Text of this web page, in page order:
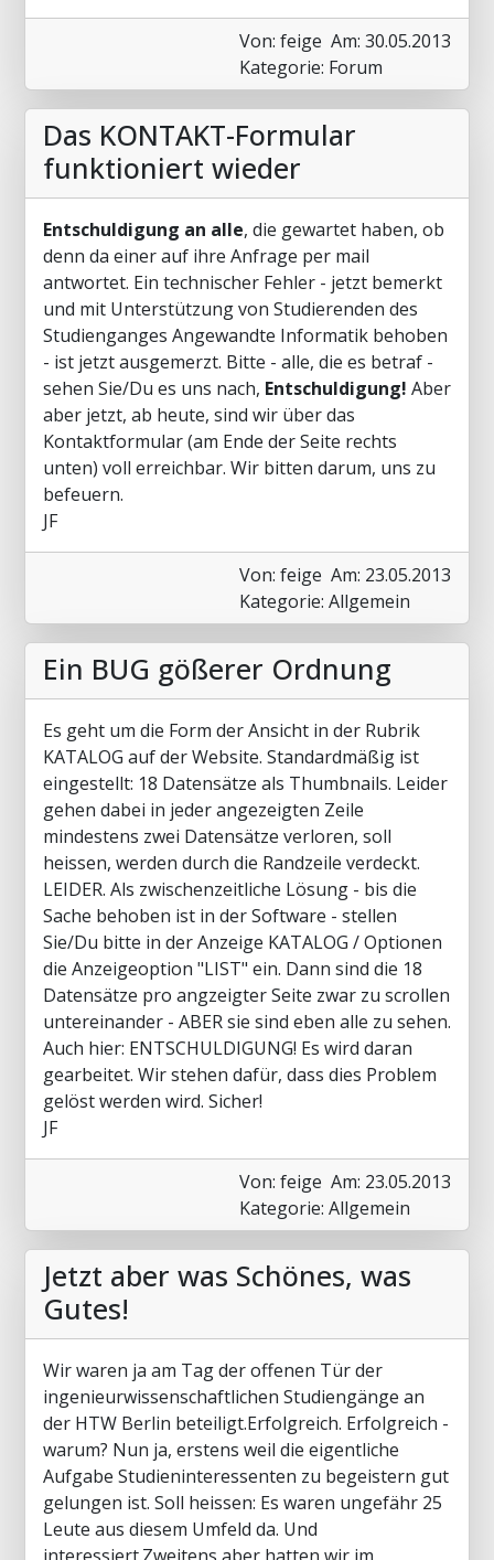
Von: feige Am: 30.05.2013
Kategorie: Forum
Das KONTAKT-Formular
funktioniert wieder
Entschuldigung an alle, die gewartet haben, ob
denn da einer auf ihre Anfrage per mail
antwortet. Ein technischer Fehler - jetzt bemerkt
und mit Unterstützung von Studierenden des
Studienganges Angewandte Informatik behoben
- ist jetzt ausgemerzt. Bitte - alle, die es betraf -
sehen Sie/Du es uns nach, Entschuldigung! Aber
aber jetzt, ab heute, sind wir über das
Kontaktformular (am Ende der Seite rechts
unten) voll erreichbar. Wir bitten darum, uns zu
befeuern.
JF
Von: feige Am: 23.05.2013
Kategorie: Allgemein
Ein BUG gößerer Ordnung
Es geht um die Form der Ansicht in der Rubrik
KATALOG auf der Website. Standardmäßig ist
eingestellt: 18 Datensätze als Thumbnails. Leider
gehen dabei in jeder angezeigten Zeile
mindestens zwei Datensätze verloren, soll
heissen, werden durch die Randzeile verdeckt.
LEIDER. Als zwischenzeitliche Lösung - bis die
Sache behoben ist in der Software - stellen
Sie/Du bitte in der Anzeige KATALOG / Optionen
die Anzeigeoption "LIST" ein. Dann sind die 18
Datensätze pro angzeigter Seite zwar zu scrollen
untereinander - ABER sie sind eben alle zu sehen.
Auch hier: ENTSCHULDIGUNG! Es wird daran
gearbeitet. Wir stehen dafür, dass dies Problem
gelöst werden wird. Sicher!
JF
Von: feige Am: 23.05.2013
Kategorie: Allgemein
Jetzt aber was Schönes, was
Gutes!
Wir waren ja am Tag der offenen Tür der
ingenieurwissenschaftlichen Studiengänge an
der HTW Berlin beteiligt.Erfolgreich. Erfolgreich -
warum? Nun ja, erstens weil die eigentliche
Aufgabe Studieninteressenten zu begeistern gut
gelungen ist. Soll heissen: Es waren ungefähr 25
Leute aus diesem Umfeld da. Und